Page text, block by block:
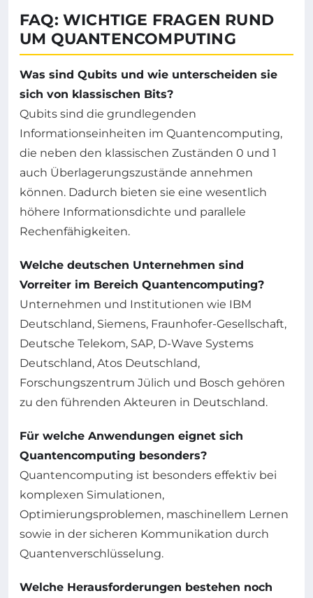
FAQ: WICHTIGE FRAGEN RUND
UM QUANTENCOMPUTING
Was sind Qubits und wie unterscheiden sie
sich von klassischen Bits?
Qubits sind die grundlegenden
Informationseinheiten im Quantencomputing,
die neben den klassischen Zuständen 0 und 1
auch Überlagerungszustände annehmen
können. Dadurch bieten sie eine wesentlich
höhere Informationsdichte und parallele
Rechenfähigkeiten.
Welche deutschen Unternehmen sind
Vorreiter im Bereich Quantencomputing?
Unternehmen und Institutionen wie IBM
Deutschland, Siemens, Fraunhofer-Gesellschaft,
Deutsche Telekom, SAP, D-Wave Systems
Deutschland, Atos Deutschland,
Forschungszentrum Jülich und Bosch gehören
zu den führenden Akteuren in Deutschland.
Für welche Anwendungen eignet sich
Quantencomputing besonders?
Quantencomputing ist besonders effektiv bei
komplexen Simulationen,
Optimierungsproblemen, maschinellem Lernen
sowie in der sicheren Kommunikation durch
Quantenverschlüsselung.
Welche Herausforderungen bestehen noch